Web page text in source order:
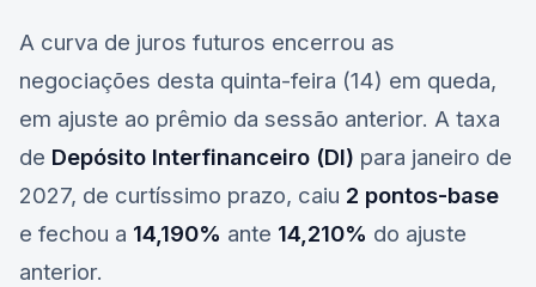
A curva de juros futuros encerrou as
negociações desta quinta-feira (14) em queda,
em ajuste ao prêmio da sessão anterior. A taxa
de Depósito Interfinanceiro (DI) para janeiro de
2027, de curtíssimo prazo, caiu 2 pontos-base
e fechou a 14,190% ante 14,210% do ajuste
anterior.